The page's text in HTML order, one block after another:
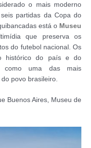
o mais moderno
partidas da Copa do
está o Museu
que preserva os
do futebol nacional. Os
histórico do país e do
como uma das mais
povo brasileiro.
Buenos Aires, Museu de